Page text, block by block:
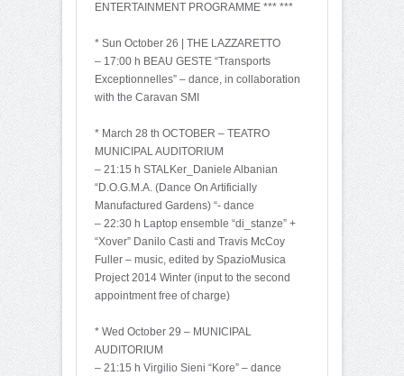
ENTERTAINMENT PROGRAMME *** ***
* Sun October 26 | THE LAZZARETTO
– 17:00 h BEAU GESTE “Transports
Exceptionnelles” – dance, in collaboration
with the Caravan SMI
* March 28 th OCTOBER – TEATRO
MUNICIPAL AUDITORIUM
– 21:15 h STALKer_Daniele Albanian
“D.O.G.M.A. (Dance On Artificially
Manufactured Gardens) “- dance
– 22:30 h Laptop ensemble “di_stanze” +
“Xover” Danilo Casti and Travis McCoy
Fuller – music, edited by SpazioMusica
Project 2014 Winter (input to the second
appointment free of charge)
* Wed October 29 – MUNICIPAL
AUDITORIUM
– 21:15 h Virgilio Sieni “Kore” – dance